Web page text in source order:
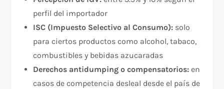
perfil del importador
ISC (Impuesto Selectivo al Consumo): solo
para ciertos productos como alcohol, tabaco,
combustibles y bebidas azucaradas
Derechos antidumping o compensatorios: en
casos de competencia desleal desde el país de